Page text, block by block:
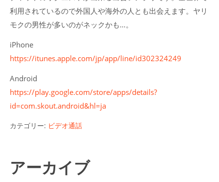
利用されているので外国人や海外の人とも出会えます。ヤリ
モクの男性が多いのがネックかも…。
iPhone
https://itunes.apple.com/jp/app/line/id302324249
Android
https://play.google.com/store/apps/details?
id=com.skout.android&hl=ja
カテゴリー: ビデオ通話
アーカイブ